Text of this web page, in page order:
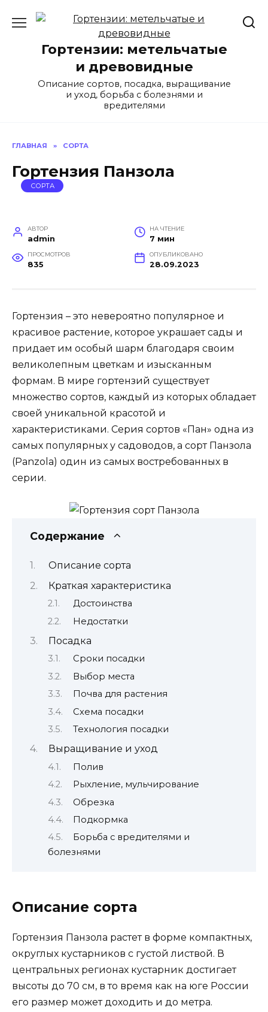
Гортензии: метельчатые
и древовидные
Описание сортов, посадка, выращивание
и уход, борьба с болезнями и
вредителями
ГЛАВНАЯ » СОРТА
Гортензия Панзола
СОРТА
АВТОР
admin
НА ЧТЕНИЕ
7 мин
ПРОСМОТРОВ
835
ОПУБЛИКОВАНО
28.09.2023
Гортензия – это невероятно популярное и
красивое растение, которое украшает сады и
придает им особый шарм благодаря своим
великолепным цветкам и изысканным
формам. В мире гортензий существует
множество сортов, каждый из которых обладает
своей уникальной красотой и
характеристиками. Серия сортов «Пан» одна из
самых популярных у садоводов, а сорт Панзола
(Panzola) один из самых востребованных в
серии.
Содержание
Описание сорта
Краткая характеристика
Достоинства
Недостатки
Посадка
Сроки посадки
Выбор места
Почва для растения
Схема посадки
Технология посадки
Выращивание и уход
Полив
Рыхление, мульчирование
Обрезка
Подкормка
Борьба с вредителями и
болезнями
Описание сорта
Гортензия Панзола растет в форме компактных,
округлых кустарников с густой листвой. В
центральных регионах кустарник достигает
высоты до 70 см, в то время как на юге России
его размер может доходить и до метра.